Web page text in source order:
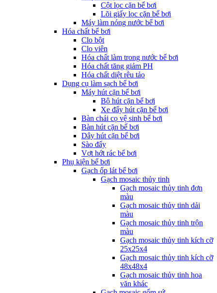
Cột lọc cặn bể bơi
Lõi giấy lọc cặn bể bơi
Máy làm nóng nước bể bơi
Hóa chất bể bơi
Clo bột
Clo viên
Hóa chất làm trong nước bể bơi
Hóa chất tăng giảm PH
Hóa chất diệt rêu tảo
Dụng cụ làm sạch bể bơi
Máy hút cặn bể bơi
Bộ hút cặn bể bơi
Xe đẩy hút cặn bể bơi
Bàn chải cọ vệ sinh bể bơi
Bàn hút cặn bể bơi
Dây hút cặn bể bơi
Sào đẩy
Vợt hớt rác bể bơi
Phụ kiện bể bơi
Gạch ốp lát bể bơi
Gạch mosaic thủy tinh
Gạch mosaic thủy tinh đơn
màu
Gạch mosaic thủy tinh dải
màu
Gạch mosaic thủy tinh trộn
màu
Gạch mosaic thủy tinh kích cỡ
25x25x4
Gạch mosaic thủy tinh kích cỡ
48x48x4
Gạch mosaic thủy tinh hoa
văn khác